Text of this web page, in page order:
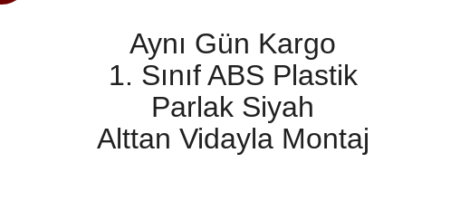
Aynı Gün Kargo
1. Sınıf ABS Plastik
Parlak Siyah
Alttan Vidayla Montaj